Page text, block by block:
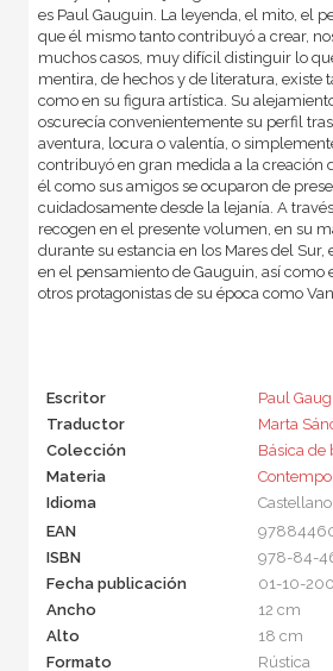
es Paul Gauguin. La leyenda, el mito, el
que él mismo tanto contribuyó a crear,
muchos casos, muy difícil distinguir lo
mentira, de hechos y de literatura, existe
como en su figura artística. Su
oscurecía convenientemente su perfil
aventura, locura o valentía, o
contribuyó en gran medida a la creación
él como sus amigos se ocuparon de
cuidadosamente desde la lejanía. A
recogen en el presente volumen, en su
durante su estancia en los Mares del
en el pensamiento de Gauguin, así como
otros protagonistas de su época como
Escritor
Paul
Traductor
Marta
Colección
Básica de
Materia
Idioma
Castellano
EAN
ISBN
978-84-
Fecha publicación
01-10-
Ancho
12 cm
Alto
18 cm
Formato
Rústica